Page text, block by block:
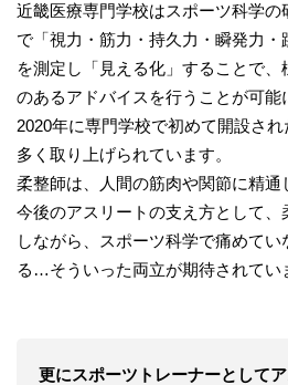
近畿医療専門学校はスポーツ科学の
で「視力・筋力・持久力・瞬発力・
を測定し「見える化」することで
のあるアドバイスを行うことが可能
2020年に専門学校で初めて開設さ
多く取り上げられています。
柔整師は、人間の筋肉や関節に精通
今後のアスリートの支え方として、
しながら、スポーツ科学で痛めて
る…そういった両立が期待されてい
更にスポーツトレーナーとして